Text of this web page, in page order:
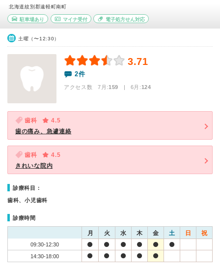
北海道紋別郡遠軽町南町
駐車場あり マイナ受付 電子処方せん対応
土曜（〜12:30）
3.71
2件
アクセス数 7月:159 | 6月:124
歯科
4.5
歯の痛み、急遽連絡
歯科
4.5
きれいな院内
診療科目：
歯科、小児歯科
診療時間
月 火 水 木 金 土 日 祝
09:30-12:30
14:30-18:00